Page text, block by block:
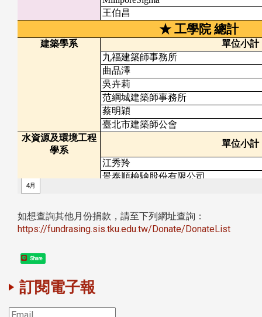
如想查詢其他月份捐款，請至下列網址查詢：
https://fundrasing.sis.tku.edu.tw/Donate/DonateList
Share
訂閱電子報